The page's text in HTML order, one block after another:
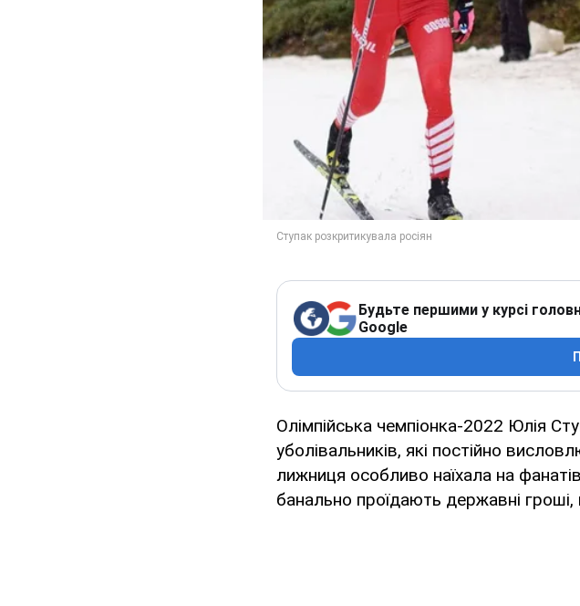
Будьте першими у курсі
Google
Олімпійська чемпіонка-2022 Юлія
уболівальників, які постійно
лижниця особливо наїхала на
банально проїдають державні гроші,